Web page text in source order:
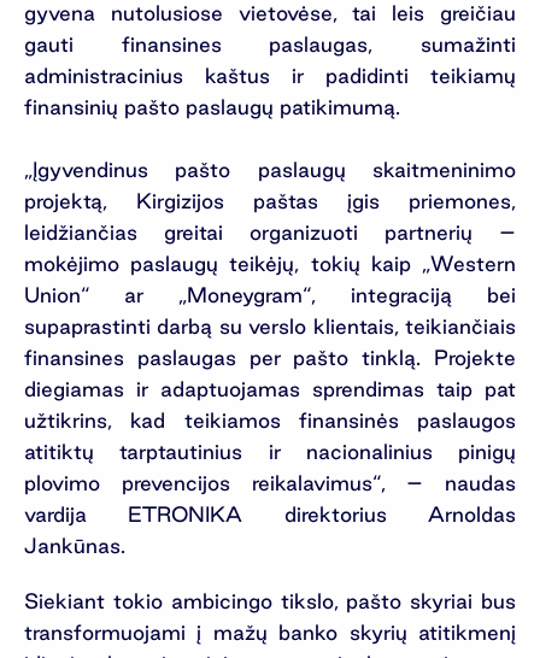
gyvena nutolusiose vietovėse, tai leis greičiau
gauti finansines paslaugas, sumažinti
administracinius kaštus ir padidinti teikiamų
finansinių pašto paslaugų patikimumą.
„Įgyvendinus pašto paslaugų skaitmeninimo
projektą, Kirgizijos paštas įgis priemones,
leidžiančias greitai organizuoti partnerių –
mokėjimo paslaugų teikėjų, tokių kaip „Western
Union“ ar „Moneygram“, integraciją bei
supaprastinti darbą su verslo klientais, teikiančiais
finansines paslaugas per pašto tinklą. Projekte
diegiamas ir adaptuojamas sprendimas taip pat
užtikrins, kad teikiamos finansinės paslaugos
atitiktų tarptautinius ir nacionalinius pinigų
plovimo prevencijos reikalavimus“, – naudas
vardija ETRONIKA direktorius Arnoldas
Jankūnas.
Siekiant tokio ambicingo tikslo, pašto skyriai bus
transformuojami į mažų banko skyrių atitikmenį